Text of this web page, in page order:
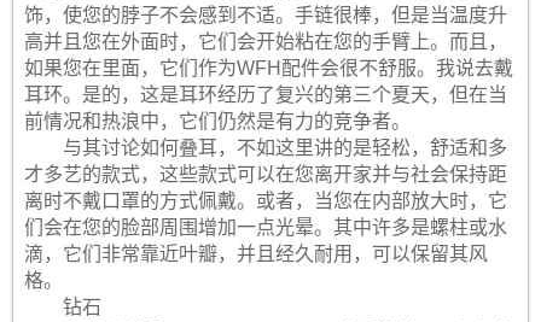
饰，使您的脖子不会感到不适。手链很棒，但是当温度升
高并且您在外面时，它们会开始粘​​在您的手臂上。而且，
如果您在里面，它们作为WFH配件会很不舒服。我说去戴
耳环。是的，这是耳环经历了复兴的第三个夏天，但在当
前情况和热浪中，它们仍然是有力的竞争者。
与其讨论如何叠耳，不如这里讲的是轻松，舒适和多
才多艺的款式，这些款式可以在您离开家并与社会保持距
离时不戴口罩的方式佩戴。或者，当您在内部放大时，它
们会在您的脸部周围增加一点光晕。其中许多是螺柱或水
滴，它们非常靠近叶瓣，并且经久耐用，可以保留其风
格。
钻石